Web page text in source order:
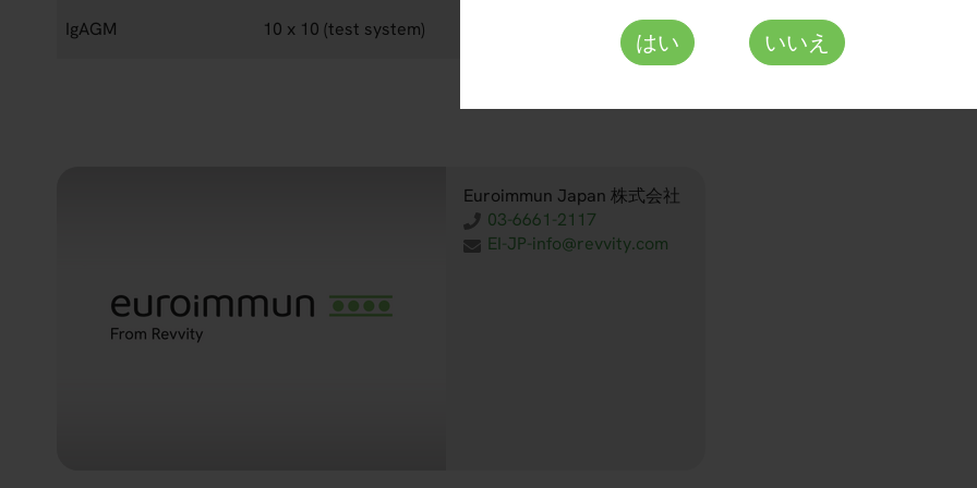
はい いいえ
IgAGM 10 x 10 (test system) FI 2151-1010 P
Euroimmun Japan 株式会社
03-6661-2117
EI-JP-info@revvity.com